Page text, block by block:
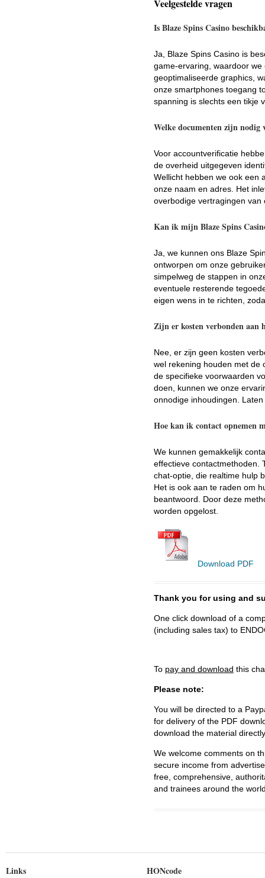
Veelgestelde vragen
Is Blaze Spins Casino
Ja, Blaze Spins Casino is
game-ervaring, waardoor
geoptimaliseerde graphics,
onze smartphones toegang
spanning is slechts een tikje
Welke documenten zijn nodig
Voor accountverificatie
de overheid uitgegeven
Wellicht hebben we ook een
onze naam en adres. Het
overbodige vertragingen
Kan ik mijn Blaze Spins
Ja, we kunnen ons Blaze
ontworpen om onze
simpelweg de stappen in
eventuele resterende
eigen wens in te richten,
Zijn er kosten verbonden aan
Nee, er zijn geen kosten
wel rekening houden met de
de specifieke voorwaarden
doen, kunnen we onze
onnodige inhoudingen.
Hoe kan ik contact opnemen
We kunnen gemakkelijk
effectieve contactmethoden.
chat-optie, die realtime hulp
Het is ook aan te raden om
beantwoord. Door deze
worden opgelost.
Download PDF
Thank you for using and
One click download of a
(including sales tax) to
To pay and download this
Please note:
You will be directed to a
for delivery of the PDF
download the material
We welcome comments on
secure income from
free, comprehensive,
and trainees around the
Links HONcode